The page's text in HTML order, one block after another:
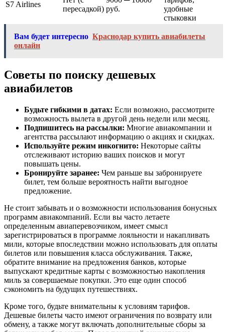
S7 Airlines
пересадкой) руб.
удобные
стыковки
Вам будет интересно Краснодар купить авиабилеты
онлайн
Советы по поиску дешевых
авиабилетов
Будьте гибкими в датах: Если возможно, рассмотрите
возможность вылета в другой день недели или месяц.
Подпишитесь на рассылки: Многие авиакомпании и
агентства рассылают информацию о акциях и скидках.
Используйте режим инкогнито: Некоторые сайты
отслеживают историю ваших поисков и могут
повышать цены.
Бронируйте заранее: Чем раньше вы забронируете
билет, тем больше вероятность найти выгодное
предложение.
Не стоит забывать и о возможности использования бонусных
программ авиакомпаний. Если вы часто летаете
определенным авиаперевозчиком, имеет смысл
зарегистрироваться в программе лояльности и накапливать
мили, которые впоследствии можно использовать для оплаты
билетов или повышения класса обслуживания. Также,
обратите внимание на предложения банков, которые
выпускают кредитные карты с возможностью накопления
миль за совершаемые покупки. Это еще один способ
сэкономить на будущих путешествиях.
Кроме того, будьте внимательны к условиям тарифов.
Дешевые билеты часто имеют ограничения по возврату или
обмену, а также могут включать дополнительные сборы за